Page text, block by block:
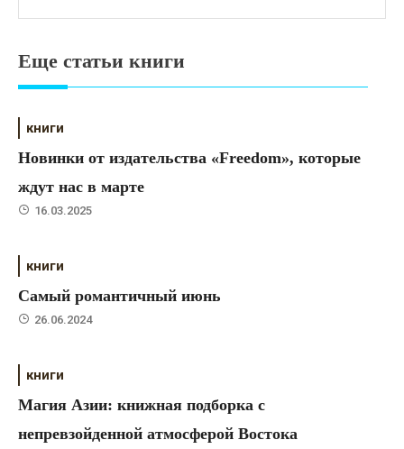
Еще статьи книги
книги
Новинки от издательства «Freedom», которые
ждут нас в марте
16.03.2025
книги
Самый романтичный июнь
26.06.2024
книги
Магия Азии: книжная подборка с
непревзойденной атмосферой Востока